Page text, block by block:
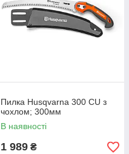
Пилка Husqvarna 300 CU з
чохлом; 300мм
В наявності
1 989 ₴